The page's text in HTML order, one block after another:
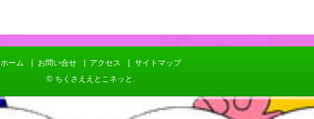
ホーム お問い合せ アクセス
サイトマップ
© ちくさええとこネッと .